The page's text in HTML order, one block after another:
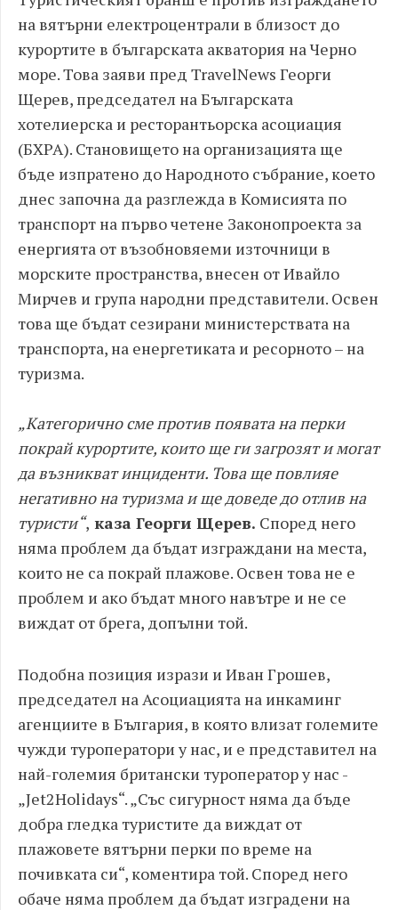
на вятърни електроцентрали в близост до
курортите в българската акватория на Черно
море. Това заяви пред TravelNews Георги
Щерев, председател на Българската
хотелиерска и ресторантьорска асоциация
(БХРА). Становището на организацията ще
бъде изпратено до Народното събрание, което
днес започна да разглежда в Комисията по
транспорт на първо четене Законопроекта за
енергията от възобновяеми източници в
морските пространства, внесен от Ивайло
Мирчев и група народни представители. Освен
това ще бъдат сезирани министерствата на
транспорта, на енергетиката и ресорното – на
туризма.
„Категорично сме против появата на перки
покрай курортите, които ще ги загрозят и могат
да възникват инциденти. Това ще повлияе
негативно на туризма и ще доведе до отлив на
туристи“, каза Георги Щерев. Според него
няма проблем да бъдат изграждани на места,
които не са покрай плажове. Освен това не е
проблем и ако бъдат много навътре и не се
виждат от брега, допълни той.
Подобна позиция изрази и Иван Грошев,
председател на Асоциацията на инкаминг
агенциите в България, в която влизат големите
чужди туроператори у нас, и е представител на
най-големия британски туроператор у нас -
„Jet2Holidays“. „Със сигурност няма да бъде
добра гледка туристите да виждат от
плажовете вятърни перки по време на
почивката си“, коментира той. Според него
обаче няма проблем да бъдат изградени на